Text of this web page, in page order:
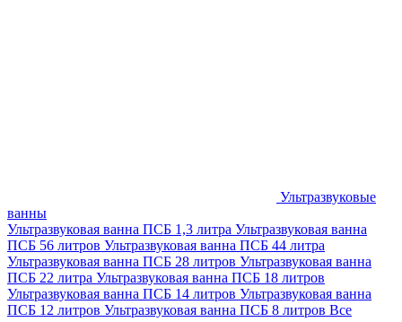
Ультразвуковые
ванны
Ультразвуковая ванна ПСБ 1,3 литра Ультразвуковая ванна
ПСБ 56 литров Ультразвуковая ванна ПСБ 44 литра
Ультразвуковая ванна ПСБ 28 литров Ультразвуковая ванна
ПСБ 22 литра Ультразвуковая ванна ПСБ 18 литров
Ультразвуковая ванна ПСБ 14 литров Ультразвуковая ванна
ПСБ 12 литров Ультразвуковая ванна ПСБ 8 литров Все